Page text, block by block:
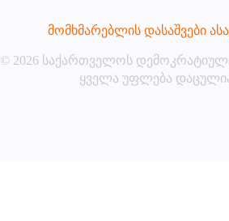
მომხმარებლის დასაშვები
© 2026 საქართველოს დემოკრატიული
ყველა უფლება